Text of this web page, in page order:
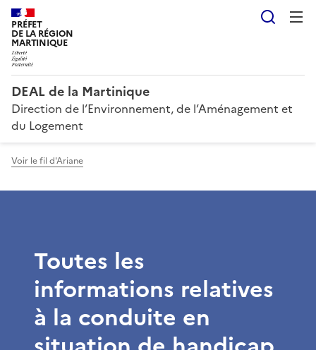
PRÉFET
DE LA RÉGION
MARTINIQUE
DEAL de la Martinique
Direction de l’Environnement, de l’Aménagement et
du Logement
Voir le fil d'Ariane
Toutes les
informations relatives
à la conduite en